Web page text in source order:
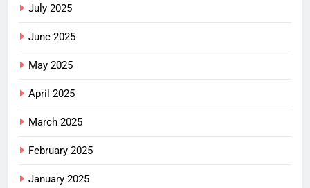
July 2025
June 2025
May 2025
April 2025
March 2025
February 2025
January 2025